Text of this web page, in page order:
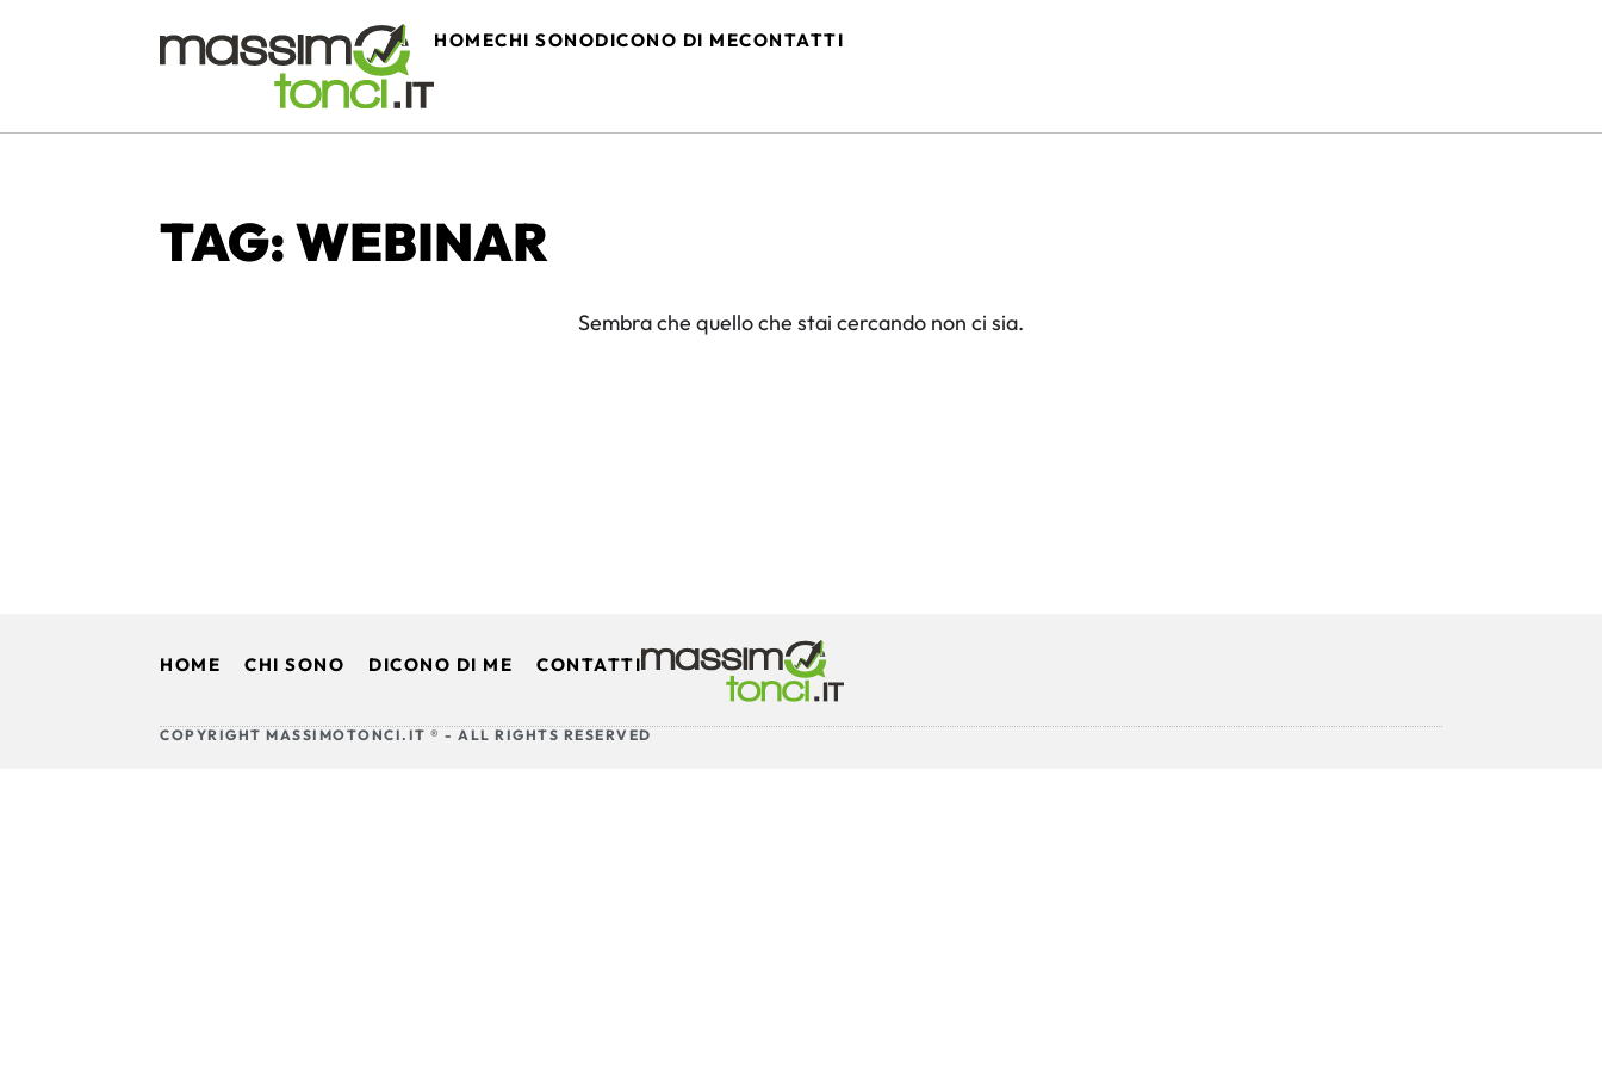
HOMECHI SONODICONO DI MECONTATTI
TAG: WEBINAR
Sembra che quello che stai cercando non ci sia.
HOME CHI SONO DICONO DI ME CONTATTI
COPYRIGHT MASSIMOTONCI.IT ® - ALL RIGHTS RESERVED